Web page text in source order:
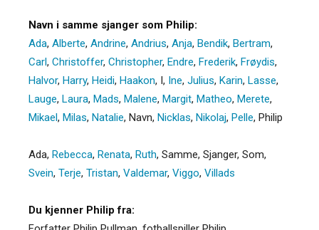
Navn i samme sjanger som Philip:
Ada, Alberte, Andrine, Andrius, Anja, Bendik, Bertram,
Carl, Christoffer, Christopher, Endre, Frederik, Frøydis,
Halvor, Harry, Heidi, Haakon, I, Ine, Julius, Karin, Lasse,
Lauge, Laura, Mads, Malene, Margit, Matheo, Merete,
Mikael, Milas, Natalie, Navn, Nicklas, Nikolaj, Pelle, Philip
Ada, Rebecca, Renata, Ruth, Samme, Sjanger, Som,
Svein, Terje, Tristan, Valdemar, Viggo, Villads
Du kjenner Philip fra: